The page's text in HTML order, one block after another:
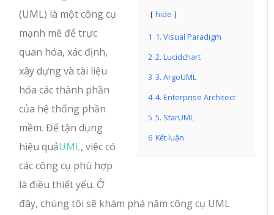
hide
1 1. Visual Paradigm
2 2. Lucidchart
3 3. ArgoUML
4 4. Enterprise Architect
5 5. StarUML
6 Kết luận
(UML) là một công cụ
mạnh mẽ để trực
quan hóa, xác định,
xây dựng và tài liệu
hóa các thành phần
của hệ thống phần
mềm. Để tận dụng
hiệu quảUML, việc có
các công cụ phù hợp
là điều thiết yếu. Ở
đây, chúng tôi sẽ khám phá năm công cụ UML